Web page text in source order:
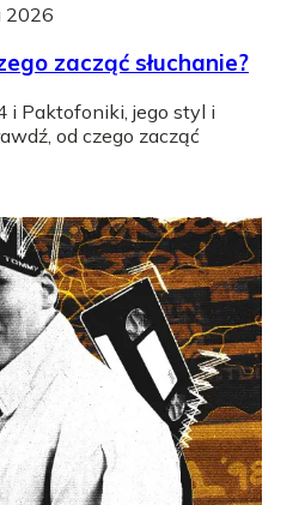
2026
zacząć słuchanie?
i Paktofoniki, jego styl i
od czego zacząć